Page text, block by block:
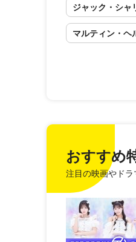
ジャック・シャ
マルティン・ヘ
おすすめ
注目の映画やド